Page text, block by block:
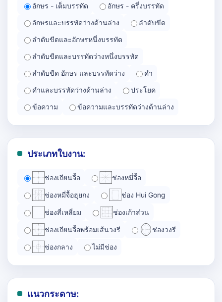
อักษร - เต็มบรรทัด
อักษร - ครึ่งบรรทัด
อักษรและบรรทัดว่างด้านล่าง
ลำดับขีด
ลำดับขีดและอักษรหนึ่งบรรทัด
ลำดับขีดและบรรทัดว่างหนึ่งบรรทัด
ลำดับขีด อักษร และบรรทัดว่าง
คำ
คำและบรรทัดว่างด้านล่าง
ประโยค
ข้อความ
ข้อความและบรรทัดว่างด้านล่าง
ประเภทใบงาน:
ช่องเถียนจื้อ ช่องหมี่จื้อ
ช่องหมี่จื้อฮุยกง ช่อง Hui Gong
ช่องสี่เหลี่ยม ช่องเก้าส่วน
ช่องเถียนจื้อพร้อมเส้นวงรี ช่องวงรี
ช่องกลาง ไม่มีช่อง
แนวกระดาษ: